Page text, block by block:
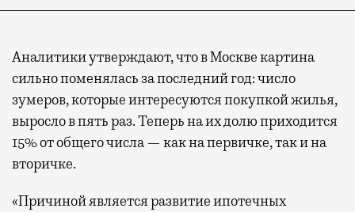
Аналитики утверждают, что в Москве картина
сильно поменялась за последний год: число
зумеров, которые интересуются покупкой жилья,
выросло в пять раз. Теперь на их долю приходится
15% от общего числа — как на первичке, так и на
вторичке.
«Причиной является развитие ипотечных